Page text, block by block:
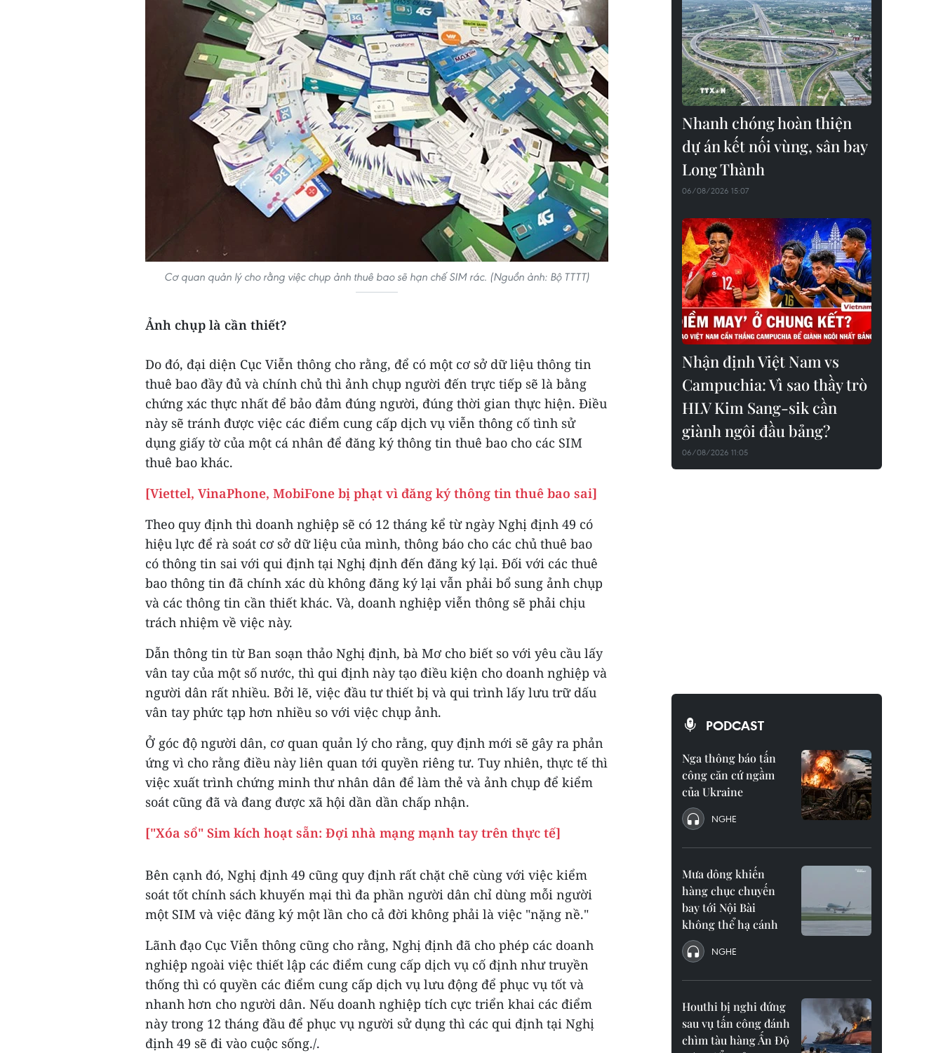
Cơ quan quản lý cho rằng việc chụp ảnh thuê bao sẽ hạn chế SIM rác. (Nguồn ảnh: Bộ TTTT)
Ảnh chụp là cần thiết?
Do đó, đại diện Cục Viễn thông cho rằng, để có một cơ sở dữ liệu thông tin
thuê bao đầy đủ và chính chủ thì ảnh chụp người đến trực tiếp sẽ là bằng
chứng xác thực nhất để bảo đảm đúng người, đúng thời gian thực hiện. Điều
này sẽ tránh được việc các điểm cung cấp dịch vụ viễn thông cố tình sử
dụng giấy tờ của một cá nhân để đăng ký thông tin thuê bao cho các SIM
thuê bao khác.
[Viettel, VinaPhone, MobiFone bị phạt vì đăng ký thông tin thuê bao sai]
Theo quy định thì doanh nghiệp sẽ có 12 tháng kể từ ngày Nghị định 49 có
hiệu lực để rà soát cơ sở dữ liệu của mình, thông báo cho các chủ thuê bao
có thông tin sai với qui định tại Nghị định đến đăng ký lại. Đối với các thuê
bao thông tin đã chính xác dù không đăng ký lại vẫn phải bổ sung ảnh chụp
và các thông tin cần thiết khác. Và, doanh nghiệp viễn thông sẽ phải chịu
trách nhiệm về việc này.
Dẫn thông tin từ Ban soạn thảo Nghị định, bà Mơ cho biết so với yêu cầu lấy
vân tay của một số nước, thì qui định này tạo điều kiện cho doanh nghiệp và
người dân rất nhiều. Bởi lẽ, việc đầu tư thiết bị và qui trình lấy lưu trữ dấu
vân tay phức tạp hơn nhiều so với việc chụp ảnh.
Ở góc độ người dân, cơ quan quản lý cho rằng, quy định mới sẽ gây ra phản
ứng vì cho rằng điều này liên quan tới quyền riêng tư. Tuy nhiên, thực tế thì
việc xuất trình chứng minh thư nhân dân để làm thẻ và ảnh chụp để kiểm
soát cũng đã và đang được xã hội dần dần chấp nhận.
["Xóa sổ" Sim kích hoạt sẵn: Đợi nhà mạng mạnh tay trên thực tế]
Bên cạnh đó, Nghị định 49 cũng quy định rất chặt chẽ cùng với việc kiểm
soát tốt chính sách khuyến mại thì đa phần người dân chỉ dùng mỗi người
một SIM và việc đăng ký một lần cho cả đời không phải là việc "nặng nề."
Lãnh đạo Cục Viễn thông cũng cho rằng, Nghị định đã cho phép các doanh
nghiệp ngoài việc thiết lập các điểm cung cấp dịch vụ cố định như truyền
thống thì có quyền các điểm cung cấp dịch vụ lưu động để phục vụ tốt và
nhanh hơn cho người dân. Nếu doanh nghiệp tích cực triển khai các điểm
này trong 12 tháng đầu để phục vụ người sử dụng thì các qui định tại Nghị
định 49 sẽ đi vào cuộc sống./.
Nhanh chóng hoàn thiện
dự án kết nối vùng, sân bay
Long Thành
06/08/2026 15:07
Nhận định Việt Nam vs
Campuchia: Vì sao thầy trò
HLV Kim Sang-sik cần
giành ngôi đầu bảng?
06/08/2026 11:05
PODCAST
Nga thông báo tấn
công căn cứ ngầm
của Ukraine
NGHE
Mưa dông khiến
hàng chục chuyến
bay tới Nội Bài
không thể hạ cánh
NGHE
Houthi bị nghi đứng
sau vụ tấn công đánh
chìm tàu hàng Ấn Độ